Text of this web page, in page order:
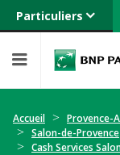
Particuliers
Banque privée
Entreprises
Accueil Provence-
Salon-de-Provence
Cash Services